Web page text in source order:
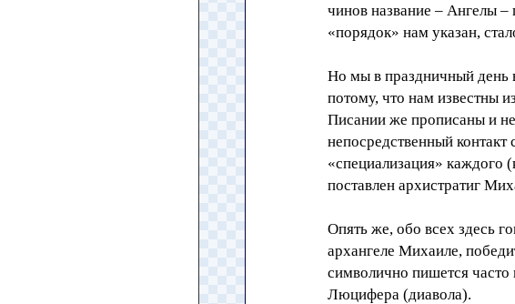
чинов название – Ангелы –
«порядок» нам указан,
Но мы в праздничный день
потому, что нам известны
Писании же прописаны и
непосредственный
«специализация» каждого
поставлен архистратиг
Опять же, обо всех здесь
архангеле Михаиле,
символично пишется
Люцифера (диавола).